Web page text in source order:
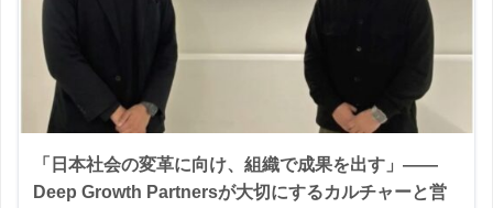
「日本社会の変革に向け、組織で成果を出す」――
Deep Growth Partnersが大切にするカルチャーと営